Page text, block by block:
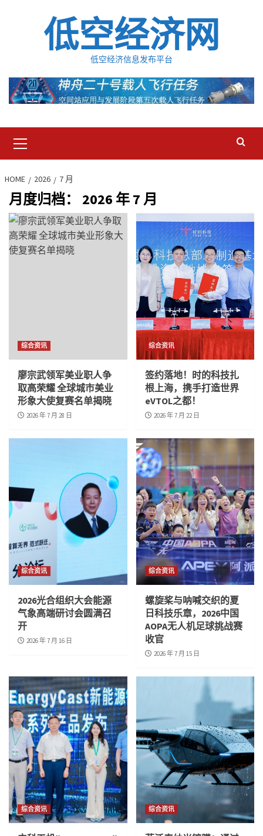
低空经济网
低空经济信息发布平台
Menu
HOME 2026 7 月
月度归档： 2026 年 7 月
综合资讯
廖宗武领军美业职人争
取高荣耀 全球城市美业
形象大使复赛名单揭晓
2026 年 7 月 28 日
综合资讯
签约落地！时的科技扎
根上海，携手打造世界
eVTOL之都！
2026 年 7 月 22 日
综合资讯
2026光合组织大会能源
气象高端研讨会圆满召
开
2026 年 7 月 16 日
综合资讯
螺旋桨与呐喊交织的夏
日科技乐章，2026中国
AOPA无人机足球挑战赛
收官
2026 年 7 月 15 日
综合资讯 综合资讯